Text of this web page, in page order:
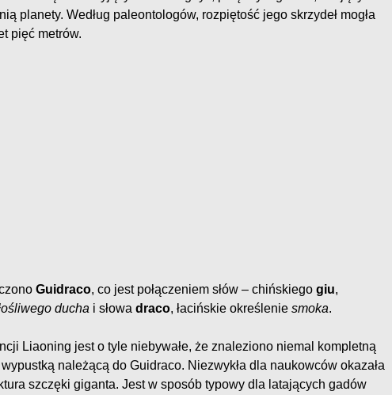
planety. Według paleontologów, rozpiętość jego skrzydeł mogła
pięć metrów.
Guidraco, co jest połączeniem słów – chińskiego giu,
ducha i słowa draco, łacińskie określenie smoka.
Liaoning jest o tyle niebywałe, że znaleziono niemal kompletną
należącą do Guidraco. Niezwykła dla naukowców okazała
szczęki giganta. Jest w sposób typowy dla latających gadów